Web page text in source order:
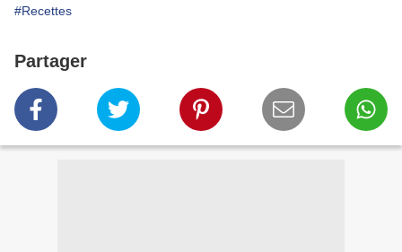
#Recettes
Partager